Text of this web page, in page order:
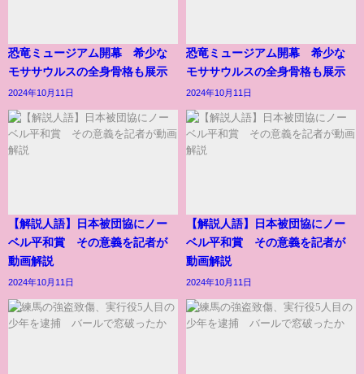
恐竜ミュージアム開幕 希少な
モササウルスの全身骨格も展示
2024年10月11日
恐竜ミュージアム開幕 希少な
モササウルスの全身骨格も展示
2024年10月11日
【解説人語】日本被団協にノー
ベル平和賞 その意義を記者が
動画解説
2024年10月11日
【解説人語】日本被団協にノー
ベル平和賞 その意義を記者が
動画解説
2024年10月11日